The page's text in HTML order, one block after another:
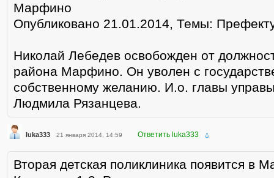
Марфино
Опубликовано 21.01.2014, Темы:
Николай Лебедев освобожден от
района Марфино. Он уволен с
собственному желанию. И.о. главы
Людмила Рязанцева.
luka333 21 января 2014, 14:59 Ответить luka333
Вторая детская поликлиника появится в